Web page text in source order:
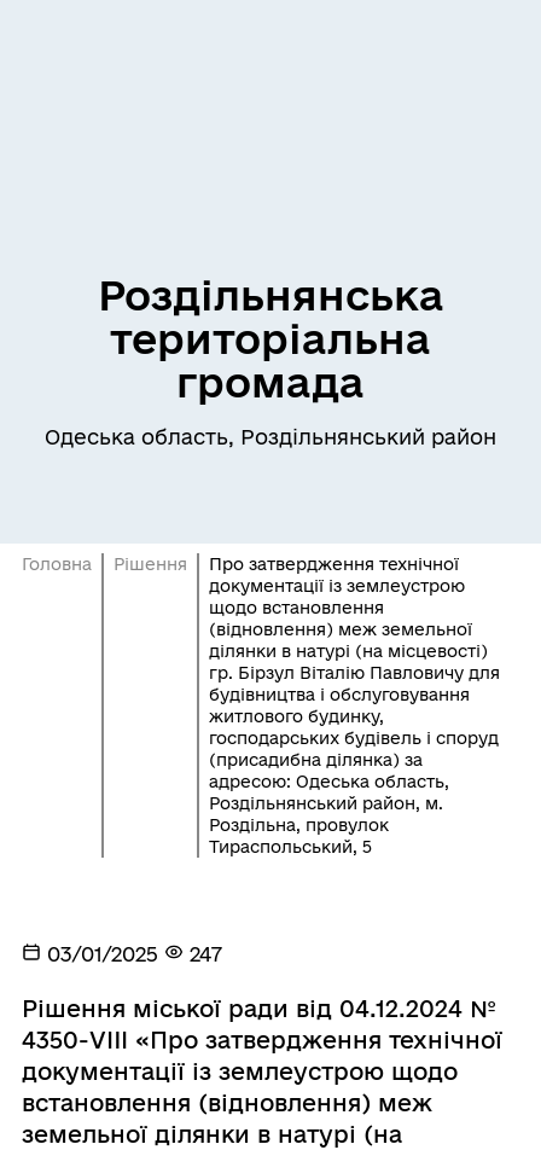
Роздільнянська
територіальна
громада
Одеська область, Роздільнянський район
Головна Рішення
Про затвердження технічної
документації із землеустрою
щодо встановлення
(відновлення) меж земельної
ділянки в натурі (на місцевості)
гр. Бірзул Віталію Павловичу для
будівництва і обслуговування
житлового будинку,
господарських будівель і споруд
(присадибна ділянка) за
адресою: Одеська область,
Роздільнянський район, м.
Роздільна, провулок
Тираспольський, 5
03/01/2025 247
Рішення міської ради від 04.12.2024 №
4350-VIII «Про затвердження технічної
документації із землеустрою щодо
встановлення (відновлення) меж
земельної ділянки в натурі (на